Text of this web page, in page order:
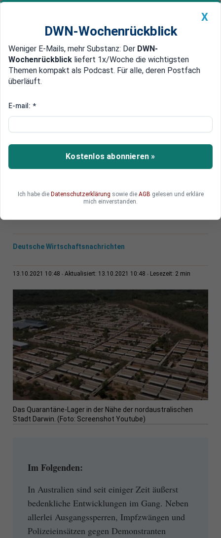
Newsticker MEIN DWN: Geldanlage Premium
Edelmetalle DWN-Magazin China
Australien baut „Quarantäne-
In der australischen Provinz Queensland werden
große Einrichtungen gebaut, in denen tausende
Menschen „untergebracht“ werden können.
Freiheitsrechte der Bürger mit dem Kampf gegen
Deutsche Wirtschaftsnachrichten
13.10.2021 10:48 Aktualisiert: 13.10.2021 10:48 Lesezeit: 2 min
Das Quarantäne-Lager in der Nähe der nordaustralischen
Stadt Darwin. (Foto: Screenshot Youtube)
Im Folgenden:
In Australien sind seit einiger Zeit äußerst
bedenkliche Entwicklungen im Gang. Neben
allerlei Ausgangssperren, Impfzwängen und
Polizeieinsätzen gegen Demonstranten
X
DWN-Wochenrückblick
Weniger E-Mails, mehr Substanz: Der DWN-
Wochenrückblick liefert 1x/Woche die wichtigsten
Themen kompakt als Podcast. Für alle, deren Postfach
überläuft.
E-mail: *
Kostenlos abonnieren »
Ich habe die Datenschutzerklärung sowie die AGB gelesen und erkläre
mich einverstanden.